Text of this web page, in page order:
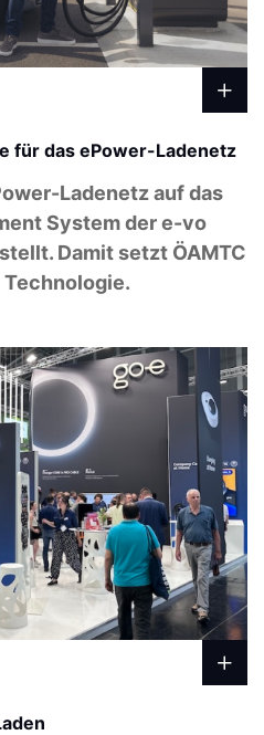
für das ePower-Ladenetz
Ladenetz auf das
System der e-vo
Damit setzt ÖAMTC